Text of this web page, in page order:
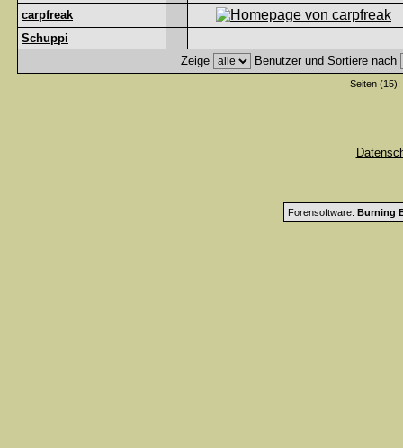
carpfreak
Schuppi
Zeige
Benutzer und Sortiere nach
Seiten (15):
Forensoftware: Burning